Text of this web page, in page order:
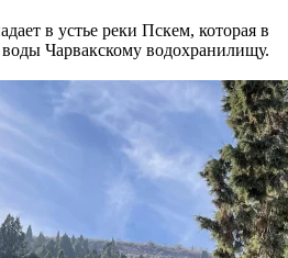
в устье реки Пскем, которая в
Чарвакскому водохранилищу.